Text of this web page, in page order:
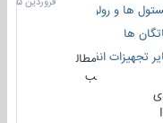
ها و رولورها
ها
انفرادی
مطال
ب